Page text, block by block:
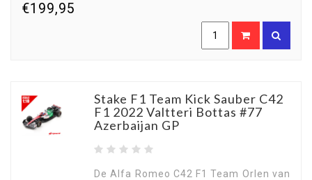
€199,95
Stake F1 Team Kick Sauber C42
F1 2022 Valtteri Bottas #77
Azerbaijan GP
De Alfa Romeo C42 F1 Team Orlen van